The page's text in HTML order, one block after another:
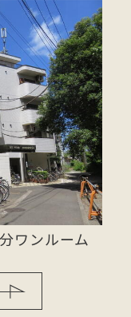
ワンルーム